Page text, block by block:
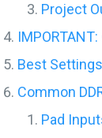
Project
Best Settings
Common
Pad